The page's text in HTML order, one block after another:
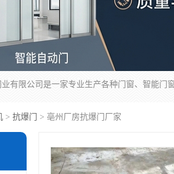
> 抗爆门 > 亳州厂房抗爆门厂家